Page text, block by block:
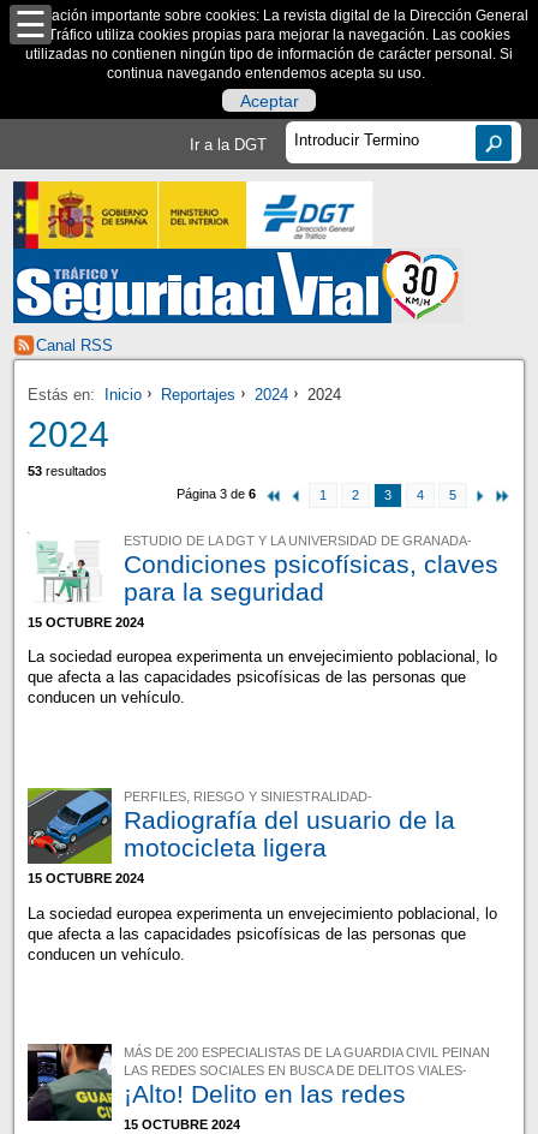
Información importante sobre cookies: La revista digital de la Dirección General
de Tráfico utiliza cookies propias para mejorar la navegación. Las cookies
utilizadas no contienen ningún tipo de información de carácter personal. Si
continua navegando entendemos acepta su uso.
Aceptar
Ir a la DGT
Canal RSS
Estás en: Inicio Reportajes 2024 2024
2024
53resultados
Página 3 de6 1 2 3 4 5
ESTUDIO DE LA DGT Y LA UNIVERSIDAD DE GRANADA-
Condiciones psicofísicas, claves
para la seguridad
15 OCTUBRE 2024
La sociedad europea experimenta un envejecimiento poblacional, lo
que afecta a las capacidades psicofísicas de las personas que
conducen un vehículo.
PERFILES, RIESGO Y SINIESTRALIDAD-
Radiografía del usuario de la
motocicleta ligera
15 OCTUBRE 2024
La sociedad europea experimenta un envejecimiento poblacional, lo
que afecta a las capacidades psicofísicas de las personas que
conducen un vehículo.
MÁS DE 200 ESPECIALISTAS DE LA GUARDIA CIVIL PEINAN
LAS REDES SOCIALES EN BUSCA DE DELITOS VIALES-
¡Alto! Delito en las redes
15 OCTUBRE 2024